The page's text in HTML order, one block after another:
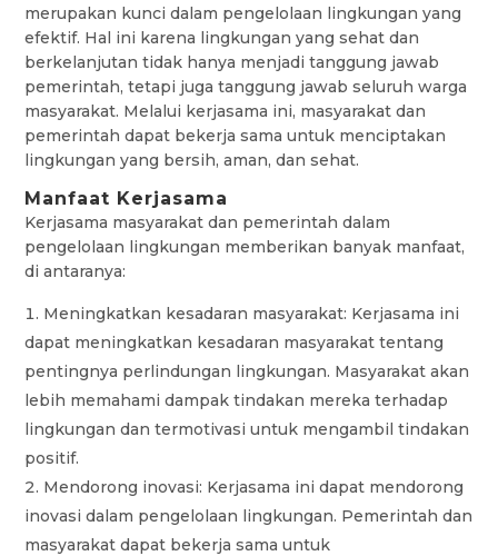
merupakan kunci dalam pengelolaan lingkungan yang
efektif. Hal ini karena lingkungan yang sehat dan
berkelanjutan tidak hanya menjadi tanggung jawab
pemerintah, tetapi juga tanggung jawab seluruh warga
masyarakat. Melalui kerjasama ini, masyarakat dan
pemerintah dapat bekerja sama untuk menciptakan
lingkungan yang bersih, aman, dan sehat.
Manfaat Kerjasama
Kerjasama masyarakat dan pemerintah dalam
pengelolaan lingkungan memberikan banyak manfaat,
di antaranya:
Meningkatkan kesadaran masyarakat: Kerjasama ini
dapat meningkatkan kesadaran masyarakat tentang
pentingnya perlindungan lingkungan. Masyarakat akan
lebih memahami dampak tindakan mereka terhadap
lingkungan dan termotivasi untuk mengambil tindakan
positif.
Mendorong inovasi: Kerjasama ini dapat mendorong
inovasi dalam pengelolaan lingkungan. Pemerintah dan
masyarakat dapat bekerja sama untuk